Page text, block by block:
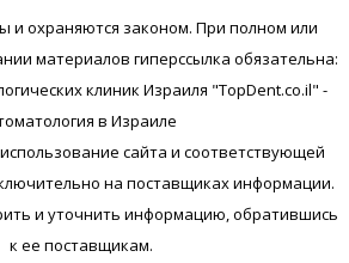
и охраняются законом. При полном или
материалов гиперссылка обязательна:
клиник Израиля "TopDent.co.il" -
в Израиле
сайта и соответствующей
на поставщиках информации.
и уточнить информацию, обратившись
к ее поставщикам.